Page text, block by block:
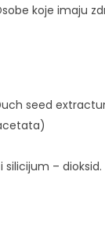
koje imaju
seed
– dioksid.